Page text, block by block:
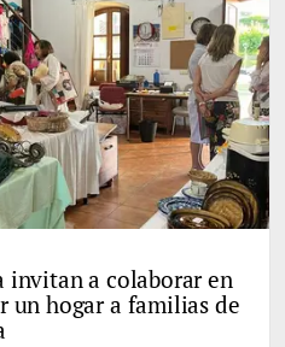
invitan a colaborar en
un hogar a familias de